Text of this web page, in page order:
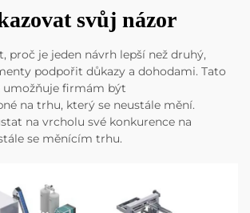
svůj názor
proč je jeden návrh lepší než druhý,
podpořit důkazy a dohodami. Tato
firmám být
na trhu, který se neustále mění.
na vrcholu své konkurence na
se měnícím trhu.